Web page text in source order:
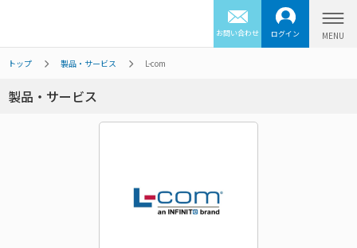
お問い合わせ ログイン
トップ 製品・サービス L-com
製品・サービス